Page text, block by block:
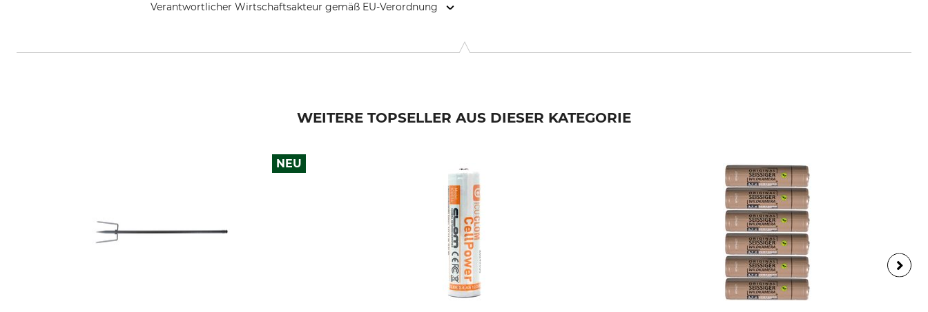
Verantwortlicher Wirtschaftsakteur gemäß EU-Verordnung
WEITERE TOPSELLER AUS DIESER KATEGORIE
NEU